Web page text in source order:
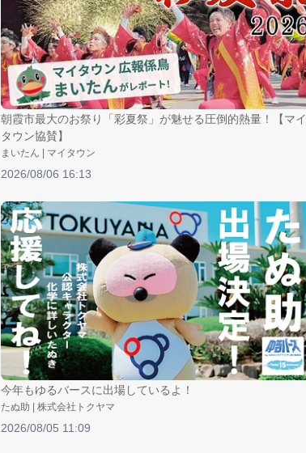
朝霞市最大のお祭り「彩夏祭」が魅せる圧倒的熱量！【マイ
タウン協賛】
まいたん | マイタウン
2026/08/06 16:13
今年もゆるバースに出場しているよ！
たぬ助 | 株式会社トクヤマ
2026/08/05 11:09